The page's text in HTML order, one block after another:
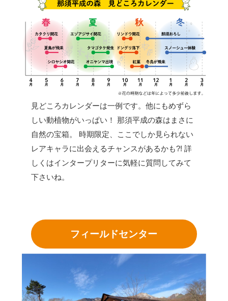
見どころカレンダーは一例です。他にもめずら
しい動植物がいっぱい！ 那須平成の森はまさに
自然の宝箱。
時期限定、ここでしか見られない
レアキャラに出会えるチャンスがあるかも?! 詳
しくはインタープリターに気軽に質問してみて
下さいね。
フィールドセンター